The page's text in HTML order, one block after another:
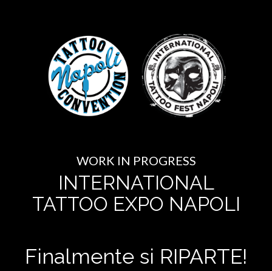
WORK IN PROGRESS
INTERNATIONAL
TATTOO EXPO NAPOLI
Finalmente si RIPARTE!